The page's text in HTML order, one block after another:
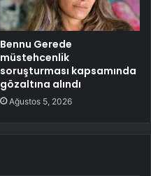
Bennu Gerede
müstehcenlik
soruşturması kapsamında
gözaltına alındı
Ağustos 5, 2026